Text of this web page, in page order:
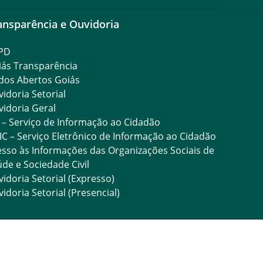
e Ouvidoria
Transparência
Abertos Goiás
Setorial
Geral
– Serviço de Informação ao Cidadão
– Serviço Eletrônico de Informação ao Cidadão
às Informações das Organizações Sociais de
e Sociedade Civil
Setorial (Expresso)
Setorial (Presencial)